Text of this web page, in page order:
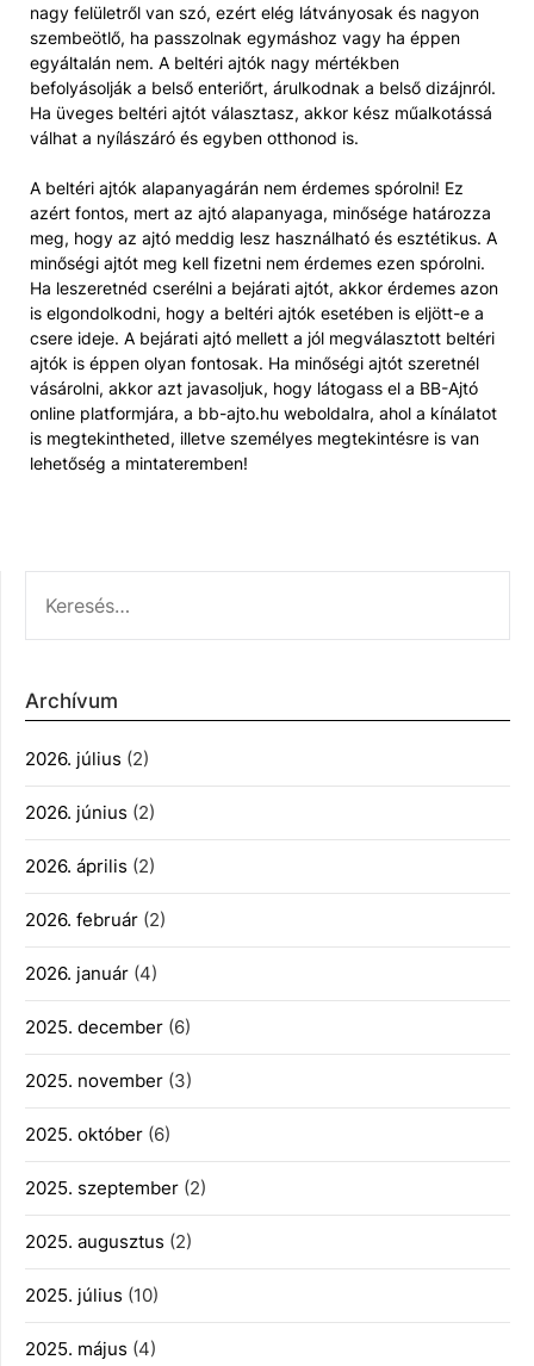
nagy felületről van szó, ezért elég látványosak és nagyon
szembeötlő, ha passzolnak egymáshoz vagy ha éppen
egyáltalán nem. A beltéri ajtók nagy mértékben
befolyásolják a belső enteriőrt, árulkodnak a belső dizájnról.
Ha üveges beltéri ajtót választasz, akkor kész műalkotássá
válhat a nyílászáró és egyben otthonod is.
A beltéri ajtók alapanyagárán nem érdemes spórolni! Ez
azért fontos, mert az ajtó alapanyaga, minősége határozza
meg, hogy az ajtó meddig lesz használható és esztétikus. A
minőségi ajtót meg kell fizetni nem érdemes ezen spórolni.
Ha leszeretnéd cserélni a bejárati ajtót, akkor érdemes azon
is elgondolkodni, hogy a beltéri ajtók esetében is eljött-e a
csere ideje. A bejárati ajtó mellett a jól megválasztott beltéri
ajtók is éppen olyan fontosak. Ha minőségi ajtót szeretnél
vásárolni, akkor azt javasoljuk, hogy látogass el a BB-Ajtó
online platformjára, a bb-ajto.hu weboldalra, ahol a kínálatot
is megtekintheted, illetve személyes megtekintésre is van
lehetőség a mintateremben!
Archívum
2026. július (2)
2026. június (2)
2026. április (2)
2026. február (2)
2026. január (4)
2025. december (6)
2025. november (3)
2025. október (6)
2025. szeptember (2)
2025. augusztus (2)
2025. július (10)
2025. május (4)